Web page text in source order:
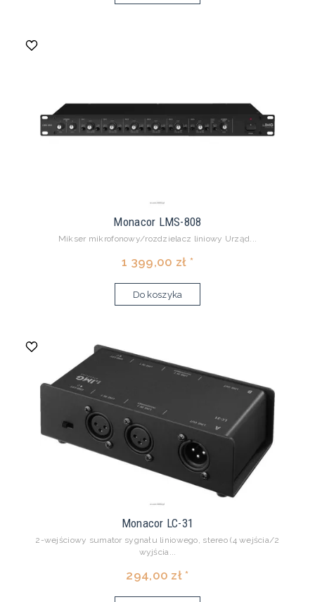
Monacor LMS-808
Mikser mikrofonowy/rozdzielacz liniowy Urząd...
1 399,00 zł *
Do koszyka
Monacor LC-31
2-wejściowy sumator sygnału liniowego, stereo (4 wejścia/2
wyjścia...
294,00 zł *